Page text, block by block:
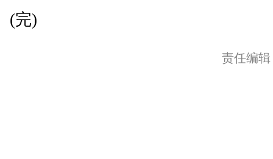
(完)
责任编